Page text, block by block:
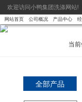
欢迎访问小鸭集团洗涤网站!
网站首页 公司概况 产品中心
当前
全部产品